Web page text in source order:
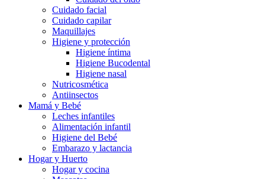
Cuidado facial
Cuidado capilar
Maquillajes
Higiene y protección
Higiene íntima
Higiene Bucodental
Higiene nasal
Nutricosmética
Antiinsectos
Mamá y Bebé
Leches infantiles
Alimentación infantil
Higiene del Bebé
Embarazo y lactancia
Hogar y Huerto
Hogar y cocina